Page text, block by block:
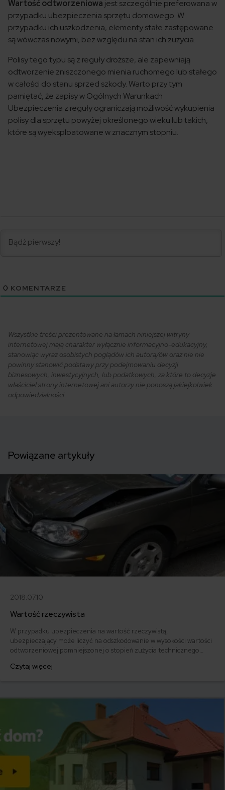
Wartość odtworzeniowa jest szczególnie preferowana w
przypadku ubezpieczenia sprzętu domowego. W
przypadku ich uszkodzenia, elementy stałe zastępowane
są wówczas nowymi, bez względu na stan ich zużycia.
Polisy tego typu są z reguły droższe, ale zapewniają
odtworzenie zniszczonego mienia ruchomego lub stałego
w całości do stanu sprzed szkody. Warto przy tym
pamiętać, że zapisy w Ogólnych Warunkach
Ubezpieczenia z reguły ograniczają możliwość wykupienia
polisy dla sprzętu powyżej określonego wieku lub takich,
które są wyeksploatowane w znacznym stopniu.
0 KOMENTARZE
Wszystkie treści prezentowane na łamach niniejszej witryny
internetowej mają charakter wyłącznie informacyjno-edukacyjny,
stanowiąc wyraz osobistych poglądów ich autora/ów oraz nie nie
powinny stanowić podstawy przy podejmowaniu decyzji
biznesowych, inwestycyjnych, lub podatkowych, za które to decyzje
właściciel strony internetowej ani autorzy nie ponoszą jakiejkolwiek
odpowiedzialności.
Powiązane artykuły
2018.07.10
Wartość rzeczywista
W przypadku ubezpieczenia na wartość rzeczywistą,
ubezpieczający może liczyć na odszkodowanie w wysokości wartości
odtworzeniowej pomniejszonej o stopień zużycia technicznego
Czytaj więcej